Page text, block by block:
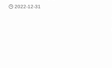
2022-12-31